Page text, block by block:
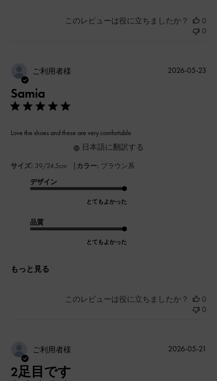
このレビューは役に立ちましたか？
0
0
ご利用者様
Samia
Love the shoes and these are very comfortable
サイズ: 39/24.5cm | カラー: ブラウン系
デザイン
とてもよかった
品質
とてもよかった
もっと見る
日本語に翻訳する
公
2026-05-23
このレビューは役に立ちましたか？
0
0
ご利用者様
2足目です
2026-05-21